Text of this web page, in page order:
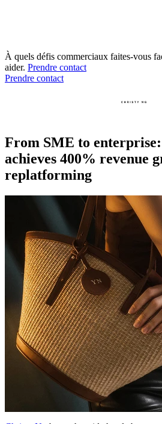
À quels défis commerciaux faites-vous
aider. Prendre contact
Prendre contact
From SME to
achieves 400% revenue
replatforming